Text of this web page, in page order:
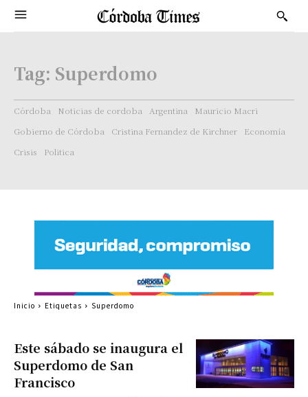
Tag: Superdomo
Córdoba Noticias de cordoba Argentina
Mauricio Macri
Gobierno de Córdoba
Cristina Fernandez de Kirchner
Economía
Crisis
Politica
Este sábado se inaugura el
Superdomo de San
Francisco
Inicio Etiquetas Superdomo